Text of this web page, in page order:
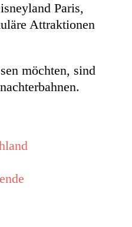
Paris,
Attraktionen
möchten, sind